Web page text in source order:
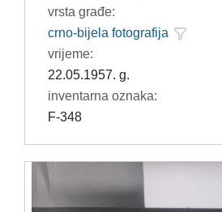
vrsta građe:
crno-bijela fotografija
vrijeme:
22.05.1957. g.
inventarna oznaka:
F-348